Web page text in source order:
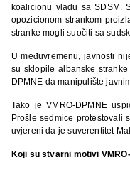
koalicionu vladu sa SDSM.
opozicionom strankom
stranke mogli suočiti sa
U međuvremenu, javnosti
su sklopile albanske
DPMNE da manipulište
Tako je VMRO-DPMNE
Prošle sedmice protestovali
uvjereni da je suverentitet
Koji su stvarni motivi